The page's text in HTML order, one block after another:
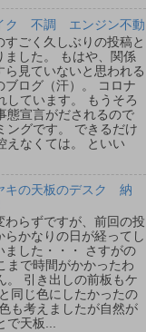
ク 不調 エンジン不動
すごく久しぶりの投稿と
ました。 もはや、関係
ら見ていないと思われる
ブログ（汗）。 コロナ
しています。 もうそろ
態宣言がだされるので
ングです。 できるだけ
えなくては。 といい
キの天板のデスク 納
わらずですが、前回の投
らかなりの日が経ってし
ました・・・ さすがの
まで時間がかかったわ
。 引き出しの前板もケ
同じ色にしたかったの
も考えましたが自然が
で天板...